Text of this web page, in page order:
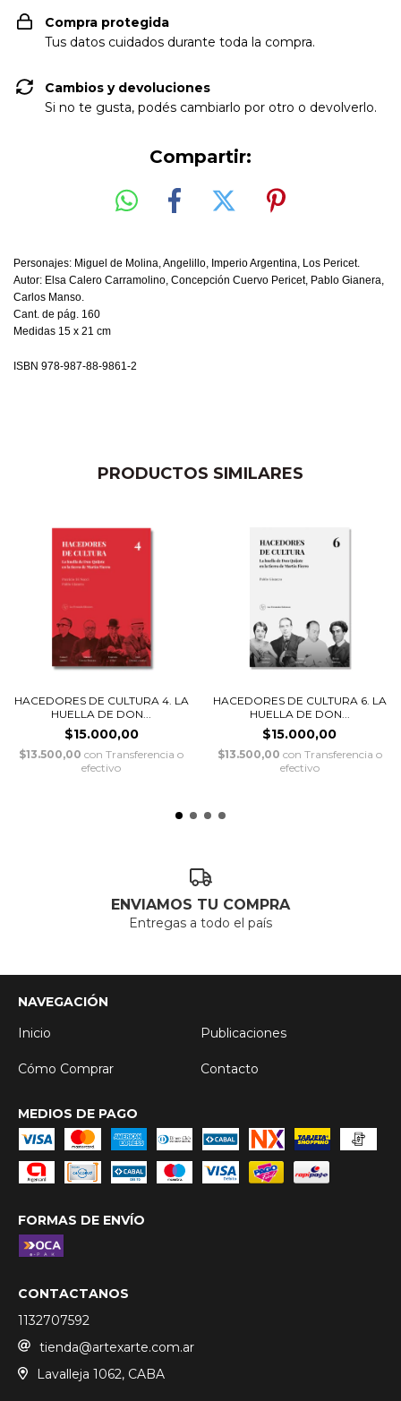
Compra protegida
Tus datos cuidados durante toda la compra.
Cambios y devoluciones
Si no te gusta, podés cambiarlo por otro o devolverlo.
Compartir:
Personajes: Miguel de Molina, Angelillo, Imperio Argentina, Los Pericet.
Autor: Elsa Calero Carramolino, Concepción Cuervo Pericet, Pablo Gianera,
Carlos Manso.
Cant. de pág. 160
Medidas 15 x 21 cm
ISBN 978-987-88-9861-2
PRODUCTOS SIMILARES
HACEDORES DE CULTURA 4. LA
HUELLA DE DON...
$15.000,00
$13.500,00con Transferencia o
efectivo
HACEDORES DE CULTURA 6. LA
HUELLA DE DON...
$15.000,00
$13.500,00 con Transferencia o
efectivo
ENVIAMOS TU COMPRA
Entregas a todo el país
NAVEGACIÓN
Inicio
Publicaciones
Cómo Comprar Contacto
MEDIOS DE PAGO
FORMAS DE ENVÍO
CONTACTANOS
1132707592
tienda@artexarte.com.ar
Lavalleja 1062, CABA